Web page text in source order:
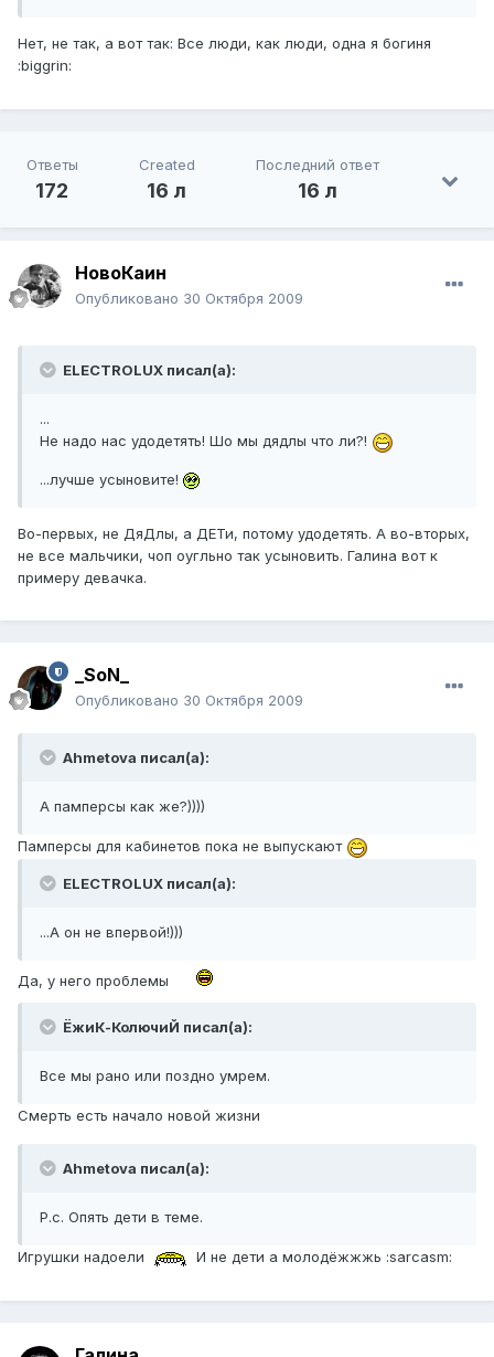
Нет, не так, а вот так: Все люди, как люди, одна я богиня
:biggrin:
Ответы
172
Created
16 л
Последний ответ
16 л
НовоКаин
Опубликовано 30 Октября 2009
ELECTROLUX писал(а):
...
Не надо нас удодетять! Шо мы дядлы что ли?!
...лучше усыновите!
Во-первых, не ДяДлы, а ДЕТи, потому удодетять. А во-вторых,
не все мальчики, чоп оугльно так усыновить. Галина вот к
примеру девачка.
_SoN_
Опубликовано 30 Октября 2009
Ahmetova писал(а):
А памперсы как же?))))
Памперсы для кабинетов пока не выпускают
ELECTROLUX писал(а):
...А он не впервой!)))
Да, у него проблемы
ЁжиК-КолючиЙ писал(а):
Все мы рано или поздно умрем.
Смерть есть начало новой жизни
Ahmetova писал(а):
Р.с. Опять дети в теме.
Игрушки надоели И не дети а молодёжжжь :sarcasm: